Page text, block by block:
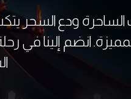
ودع السحر
انضم إلينا